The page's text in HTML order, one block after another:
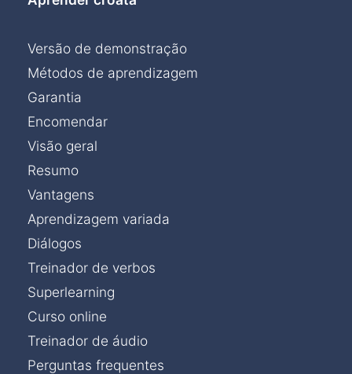
Versão de demonstração
Métodos de aprendizagem
Garantia
Encomendar
Visão geral
Resumo
Vantagens
Aprendizagem variada
Diálogos
Treinador de verbos
Superlearning
Curso online
Treinador de áudio
Perguntas frequentes